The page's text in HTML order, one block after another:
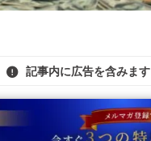
記事内に広告を含みます